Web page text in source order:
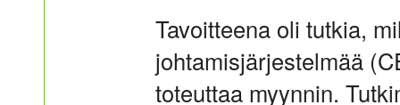
Tavoitteena oli tutkia,
johtamisjärjestelmää
toteuttaa myynnin.